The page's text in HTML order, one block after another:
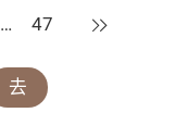
… 47 下一页
去